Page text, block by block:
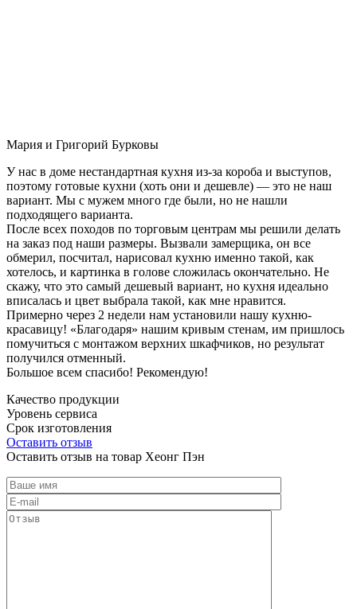
Мария и Григорий Бурковы
У нас в доме нестандартная кухня из-за короба и выступов,
поэтому готовые кухни (хоть они и дешевле) — это не наш
вариант. Мы с мужем много где были, но не нашли
подходящего варианта.
После всех походов по торговым центрам мы решили делать
на заказ под наши размеры. Вызвали замерщика, он все
обмерил, посчитал, нарисовал кухню именно такой, как
хотелось, и картинка в голове сложилась окончательно. Не
скажу, что это самый дешевый вариант, но кухня идеально
вписалась и цвет выбрала такой, как мне нравится.
Примерно через 2 недели нам установили нашу кухню-
красавицу! «Благодаря» нашим кривым стенам, им пришлось
помучиться с монтажом верхних шкафчиков, но результат
получился отменный.
Большое всем спасибо! Рекомендую!
Качество продукции
Уровень сервиса
Срок изготовления
Оставить отзыв
Оставить отзыв на товар Хеонг Пэн